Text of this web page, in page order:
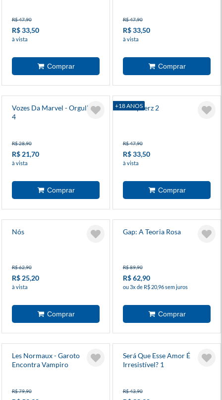
R$ 47,90
R$ 33,50
à vista
R$ 47,90
R$ 33,50
à vista
Vozes Da Marvel - Orgulho
4
R$ 28,90
R$ 21,70
à vista
+18 ANOS
Vampeerz 2
R$ 47,90
R$ 33,50
à vista
Nós
R$ 62,90
R$ 25,20
à vista
Gap: A Teoria Rosa
R$ 89,90
R$ 62,90
ou 3x de R$ 20,96 sem juros
Les Normaux - Garoto
Encontra Vampiro
R$ 79,90
Será Que Esse Amor É
Irresistível? 1
R$ 43,90